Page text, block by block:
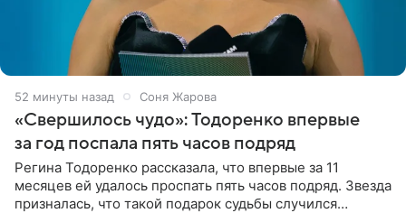
52 минуты назад Соня Жарова
«Свершилось чудо»: Тодоренко впервые
за год поспала пять часов подряд
Регина Тодоренко рассказала, что впервые за 11
месяцев ей удалось проспать пять часов подряд. Звезда
призналась, что такой подарок судьбы случился